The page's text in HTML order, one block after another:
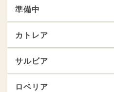
準備中
カトレア
サルビア
ロベリア